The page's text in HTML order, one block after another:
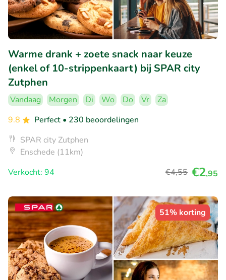
Warme drank + zoete snack naar keuze
(enkel of 10-strippenkaart) bij SPAR city
Zutphen
Vandaag Morgen Di Wo Do Vr
Za
9.8
Perfect • 230 beoordelingen
SPAR city Zutphen
Enschede (11km)
Verkocht: 94
€4,55 €2,95
51% korting